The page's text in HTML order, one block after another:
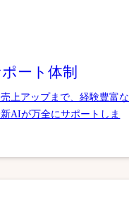
ート体制
上アップまで、経験豊富な
AIが万全にサポートしま